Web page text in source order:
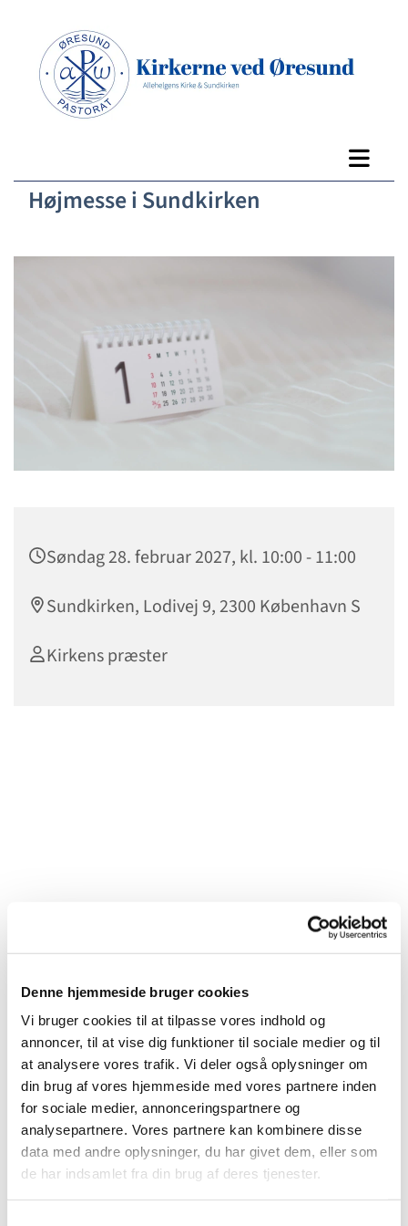
Denne hjemmeside bruger cookies
Vi bruger cookies til at tilpasse vores indhold og
annoncer, til at vise dig funktioner til sociale medier og til
at analysere vores trafik. Vi deler også oplysninger om
din brug af vores hjemmeside med vores partnere inden
for sociale medier, annonceringspartnere og
analysepartnere. Vores partnere kan kombinere disse
data med andre oplysninger, du har givet dem, eller som
de har indsamlet fra din brug af deres tjenester.
Højmesse i Sundkirken
Søndag 28. februar 2027, kl. 10:00 - 11:00
Sundkirken, Lodivej 9, 2300 København S
Kirkens præster
Du vil måske også kunne lide...